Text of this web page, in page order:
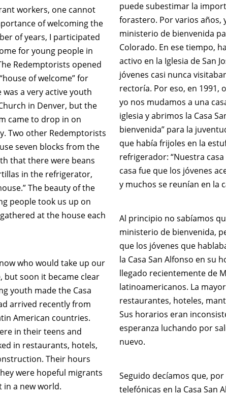
workers, one cannot
of welcoming the
of years, I participated
for young people in
Redemptorists opened
of welcome” for
a very active youth
in Denver, but the
came to drop in on
Two other Redemptorists
seven blocks from the
that there were beans
in the refrigerator,
The beauty of the
people took us up on
at the house each
who would take up our
but soon it became clear
youth made the Casa
arrived recently from
American countries.
in their teens and
in restaurants, hotels,
Their hours
were hopeful migrants
in a new world.
puede subestimar la
forastero. Por varios años,
ministerio de bienvenida
Colorado. En ese tiempo,
activo en la Iglesia de San
jóvenes casi nunca
rectoría. Por eso, en 1991,
yo nos mudamos a una
iglesia y abrimos la Casa
bienvenida” para la
que había frijoles en la
refrigerador: “Nuestra
casa fue que los jóvenes
y muchos se reunían en la
Al principio no sabíamos
ministerio de bienvenida,
que los jóvenes que
la Casa San Alfonso en su
llegado recientemente de
latinoamericanos. La
restaurantes, hoteles,
Sus horarios eran
esperanza luchando por
nuevo.
Seguido decíamos que,
telefónicas en la Casa San